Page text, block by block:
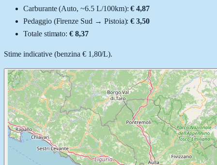
Carburante (Auto, ~6.5 L/100km): € 4,87
Pedaggio (Firenze Sud → Pistoia): € 3,50
Totale stimato:€ 8,37
Stime indicative (benzina € 1,80/L).